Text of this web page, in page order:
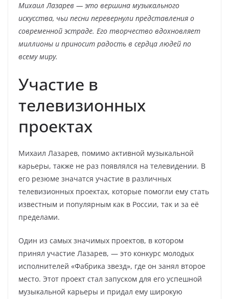
Михаил Лазарев — это вершина музыкального
искусства, чьи песни перевернули представления о
современной эстраде. Его творчество вдохновляет
миллионы и приносит радость в сердца людей по
всему миру.
Участие в
телевизионных
проектах
Михаил Лазарев, помимо активной музыкальной
карьеры, также не раз появлялся на телевидении. В
его резюме значатся участие в различных
телевизионных проектах, которые помогли ему стать
известным и популярным как в России, так и за её
пределами.
Один из самых значимых проектов, в котором
принял участие Лазарев, — это конкурс молодых
исполнителей «Фабрика звезд», где он занял второе
место. Этот проект стал запуском для его успешной
музыкальной карьеры и придал ему широкую